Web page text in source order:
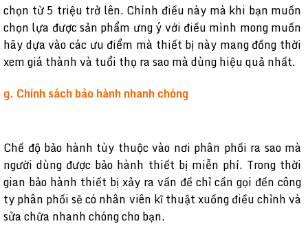
chọn từ 5 triệu trở lên. Chính điều này mà khi bạn muốn
chọn lựa được sản phẩm ưng ý với điều mình mong muốn
hãy dựa vào các ưu điểm mà thiết bị này mang đồng thời
xem giá thành và tuổi thọ ra sao mà dùng hiệu quả nhất.
g. Chính sách bảo hành nhanh chóng
Chế độ bảo hành tùy thuộc vào nơi phân phối ra sao mà
người dùng được bảo hành thiết bị miễn phí. Trong thời
gian bảo hành thiết bị xảy ra vấn đề chỉ cần gọi đến công
ty phân phối sẽ có nhân viên kĩ thuật xuống điều chỉnh và
sửa chữa nhanh chóng cho bạn.